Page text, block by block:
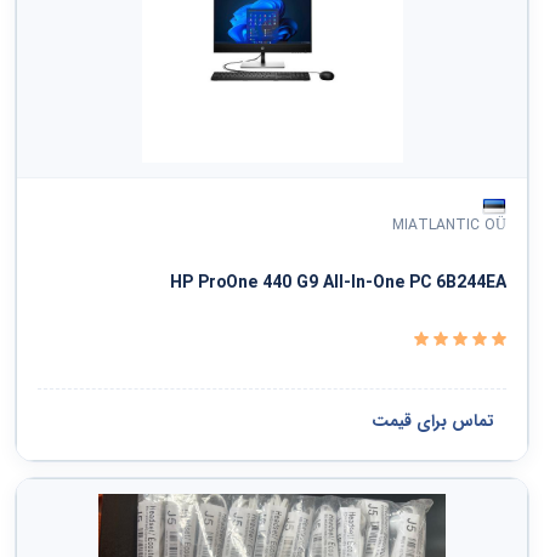
MIATLANTIC OÜ
HP ProOne 440 G9 All-In-One PC 6B244EA
تماس برای قیمت